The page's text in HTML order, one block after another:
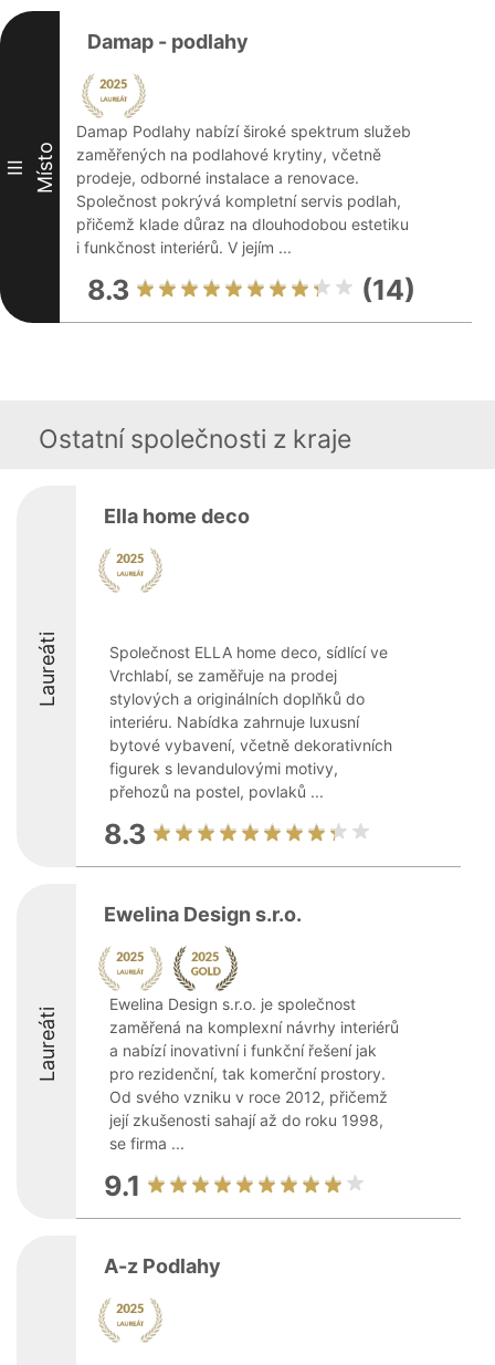
III Místo
Damap - podlahy
Damap Podlahy nabízí široké spektrum služeb
zaměřených na podlahové krytiny, včetně
prodeje, odborné instalace a renovace.
Společnost pokrývá kompletní servis podlah,
přičemž klade důraz na dlouhodobou estetiku
i funkčnost interiérů. V jejím ...
8.3 (14)
Ostatní společnosti z kraje
Laureáti
Ella home deco
Společnost ELLA home deco, sídlící ve
Vrchlabí, se zaměřuje na prodej
stylových a originálních doplňků do
interiéru. Nabídka zahrnuje luxusní
bytové vybavení, včetně dekorativních
figurek s levandulovými motivy,
přehozů na postel, povlaků ...
8.3
Laureáti
Ewelina Design s.r.o.
Ewelina Design s.r.o. je společnost
zaměřená na komplexní návrhy interiérů
a nabízí inovativní i funkční řešení jak
pro rezidenční, tak komerční prostory.
Od svého vzniku v roce 2012, přičemž
její zkušenosti sahají až do roku 1998,
se firma ...
9.1
A-z Podlahy